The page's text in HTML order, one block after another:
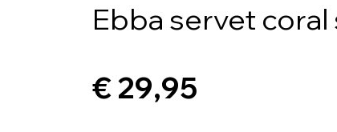
Ebba servet coral
€ 29,95